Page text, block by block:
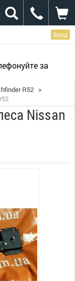
Вход
за
R52 >
Nissan